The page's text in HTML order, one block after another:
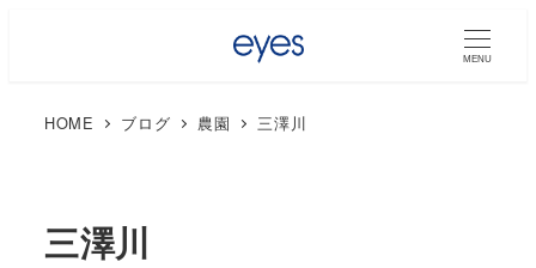
MENU
HOME ブログ 農園 三澤川
三澤川